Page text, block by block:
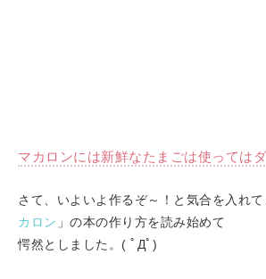
マカロンには新鮮なたまごは使ってはダ
さて、いよいよ作るぞ～！と気合を入れて
カロン 」の本の作り方を読み始めて
愕然としました。( ﾟДﾟ)